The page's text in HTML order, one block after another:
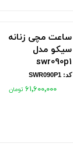
ساعت مچی زنانه
سیکو مدل
swr090p1
کد: SWR090P1
۶۱٬۶۰۰٬۰۰۰